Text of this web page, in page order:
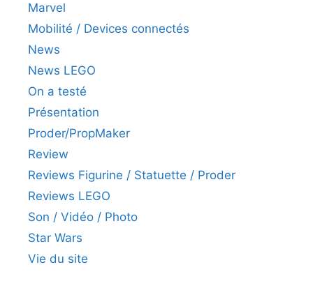
Marvel
Mobilité / Devices connectés
News
News LEGO
On a testé
Présentation
Proder/PropMaker
Review
Reviews Figurine / Statuette / Proder
Reviews LEGO
Son / Vidéo / Photo
Star Wars
Vie du site